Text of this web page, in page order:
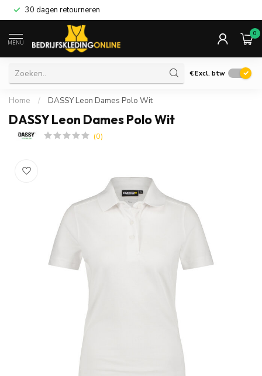
30 dagen retourneren
MENU
0
€Excl. btw
Home / DASSY Leon Dames Polo Wit
DASSY Leon Dames Polo Wit
(0)